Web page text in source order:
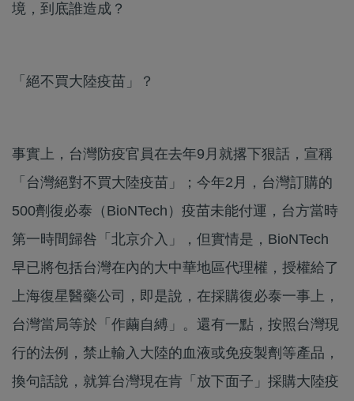
境，到底誰造成？
「絕不買大陸疫苗」？
事實上，台灣防疫官員在去年9月就撂下狠話，宣稱
「台灣絕對不買大陸疫苗」；今年2月，台灣訂購的
500劑復必泰（BioNTech）疫苗未能付運，台方當時
第一時間歸咎「北京介入」，但實情是，BioNTech
早已將包括台灣在內的大中華地區代理權，授權給了
上海復星醫藥公司，即是說，在採購復必泰一事上，
台灣當局等於「作繭自縛」。還有一點，按照台灣現
行的法例，禁止輸入大陸的血液或免疫製劑等產品，
換句話說，就算台灣現在肯「放下面子」採購大陸疫